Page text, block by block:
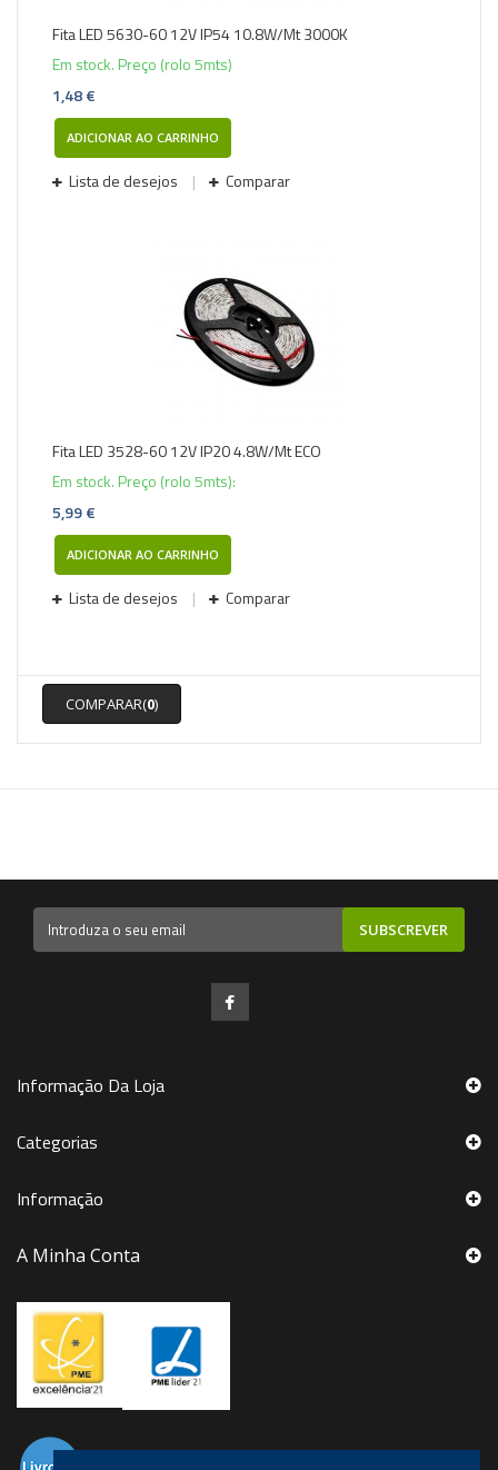
Fita LED 5630-60 12V IP54 10.8W/Mt 3000K
Em stock. Preço (rolo 5mts)
1,48 €
ADICIONAR AO CARRINHO
Lista de desejos Comparar
Fita LED 3528-60 12V IP20 4.8W/Mt ECO
Em stock. Preço (rolo 5mts):
5,99 €
ADICIONAR AO CARRINHO
Lista de desejos Comparar
COMPARAR(0)
SUBSCREVER
Informação Da Loja
Categorias
Informação
A Minha Conta